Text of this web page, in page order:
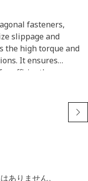
fasteners,
slippage and
the high torque and
It ensures
efficiently
in the equipment,
impact tools.
ありません。